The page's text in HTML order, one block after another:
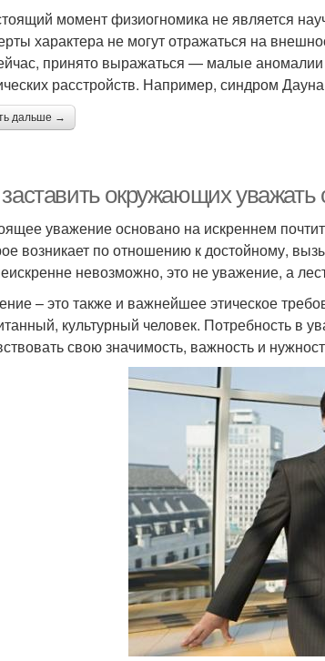
момент физиогномика не является
характера не могут отражаться на
принято выражаться — малые
расстройств. Например, синдром
дальше →
заставить окружающих уважать
уважение основано на искреннем
возникает по отношению к достойному,
невозможно, это не уважение, а
– это также и важнейшее этическое
культурный человек. Потребность в
свою значимость, важность и